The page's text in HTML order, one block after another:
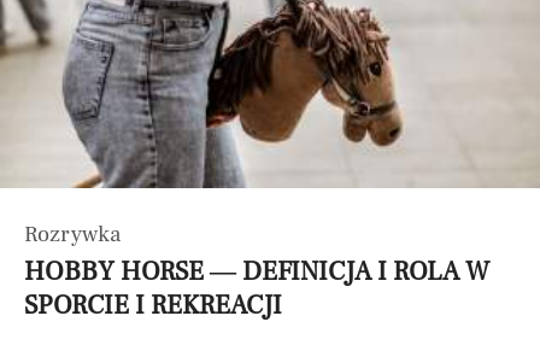
Rozrywka
HOBBY HORSE — DEFINICJA I ROLA W
SPORCIE I REKREACJI